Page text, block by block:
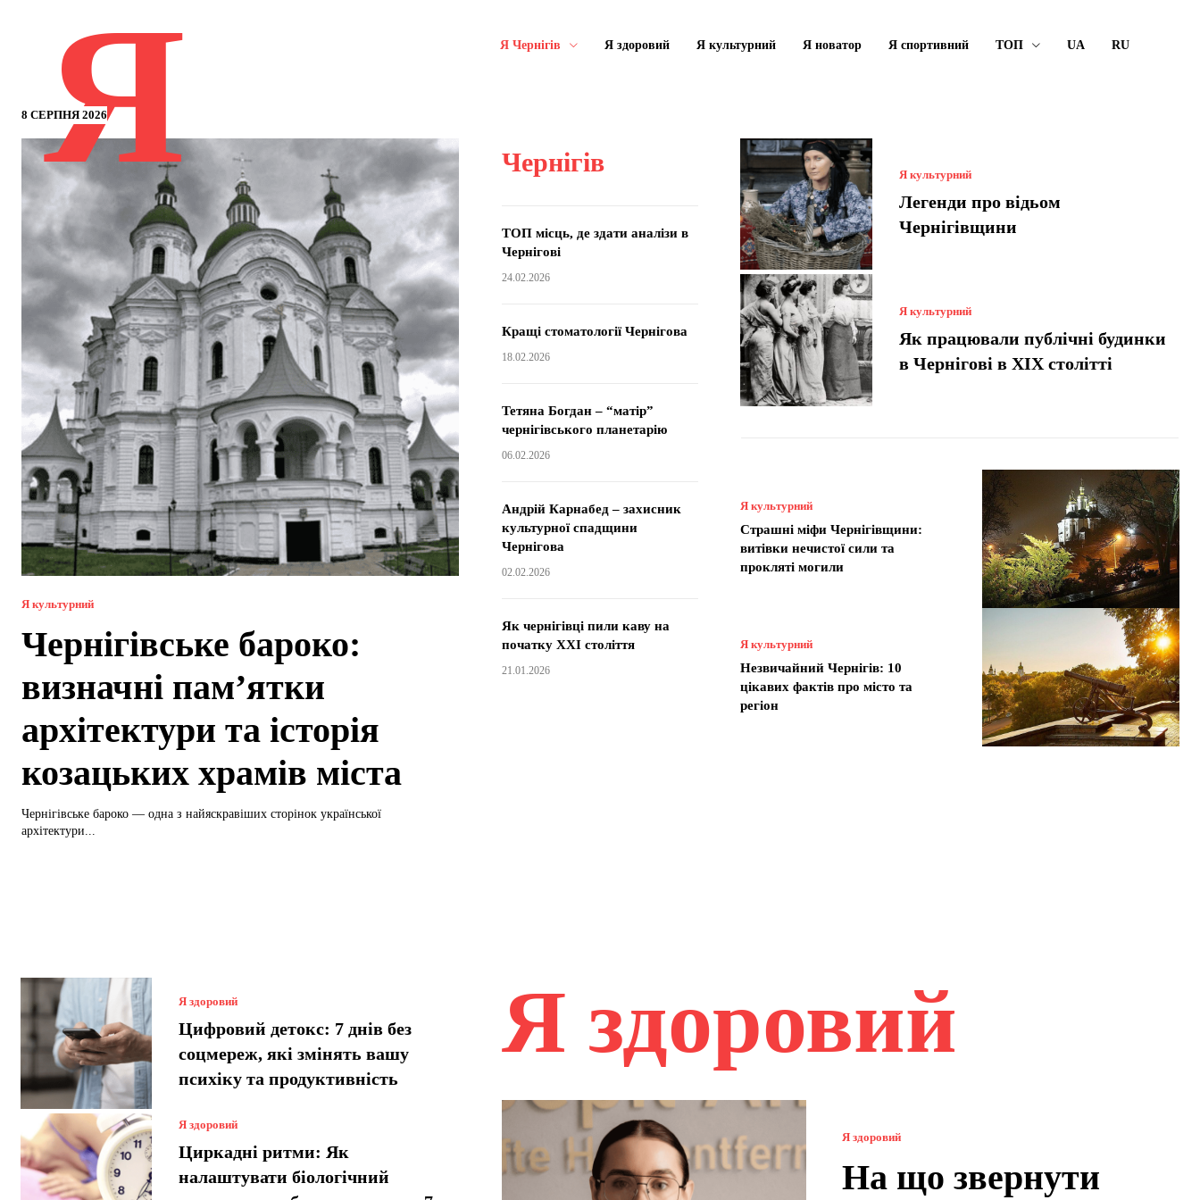
8 СЕРПНЯ 2026
Я Я Чернігів Я здоровий Я культурний Я новатор Я спортивний ТОП UA RU
Я культурний
Чернігівське бароко:
визначні пам’ятки
архітектури та історія
козацьких храмів міста
Чернігівське бароко — одна з найяскравіших сторінок української
архітектури...
Чернігів
ТОП місць, де здати аналізи в
Чернігові
24.02.2026
Кращі стоматології Чернігова
18.02.2026
Тетяна Богдан – “матір”
чернігівського планетарію
06.02.2026
Андрій Карнабед – захисник
культурної спадщини
Чернігова
02.02.2026
Як чернігівці пили каву на
початку XXI століття
21.01.2026
Я культурний
Легенди про відьом
Чернігівщини
Я культурний
Як працювали публічні будинки
в Чернігові в XIX столітті
Я культурний
Страшні міфи Чернігівщини:
витівки нечистої сили та
прокляті могили
Я культурний
Незвичайний Чернігів: 10
цікавих фактів про місто та
регіон
Я здоровий
Цифровий детокс: 7 днів без
соцмереж, які змінять вашу
психіку та продуктивність
Я здоровий
Циркадні ритми: Як
налаштувати біологічний
Я здоровий
Я здоровий
На що звернути